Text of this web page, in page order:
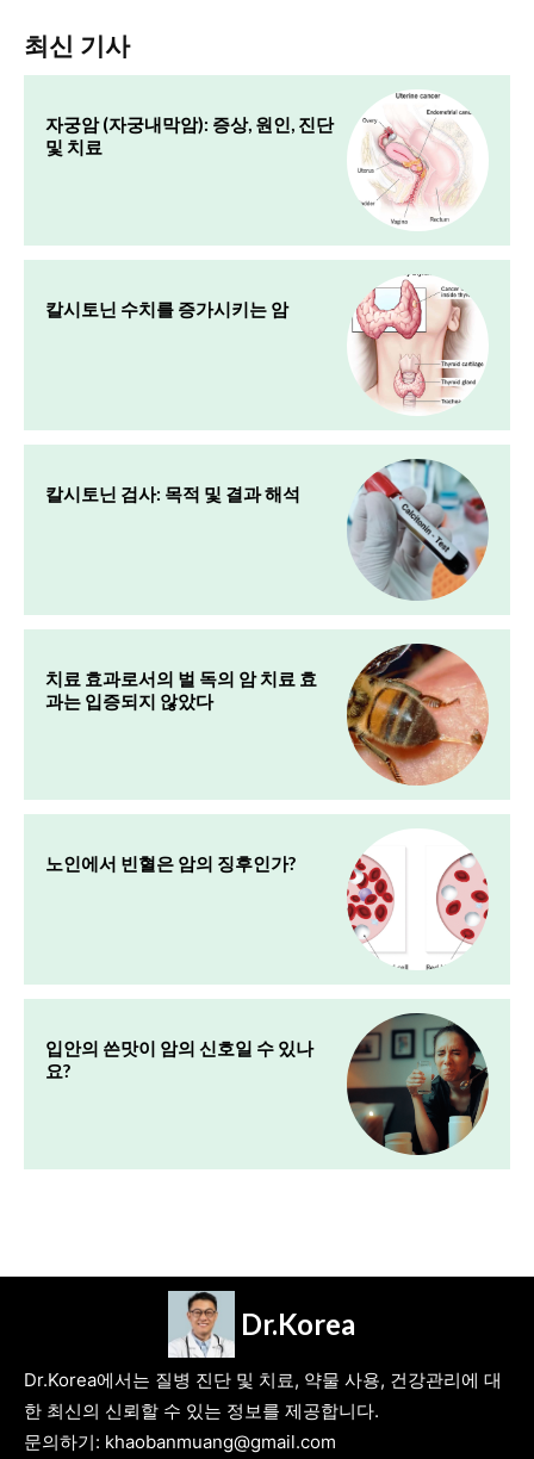
최신 기사
자궁암 (자궁내막암): 증상, 원인, 진단
및 치료
칼시토닌 수치를 증가시키는 암
칼시토닌 검사: 목적 및 결과 해석
치료 효과로서의 벌 독의 암 치료 효
과는 입증되지 않았다
노인에서 빈혈은 암의 징후인가?
입안의 쓴맛이 암의 신호일 수 있나
요?
Dr.Korea
Dr.Korea에서는 질병 진단 및 치료, 약물 사용, 건강관리에 대
한 최신의 신뢰할 수 있는 정보를 제공합니다.
문의하기: khaobanmuang@gmail.com